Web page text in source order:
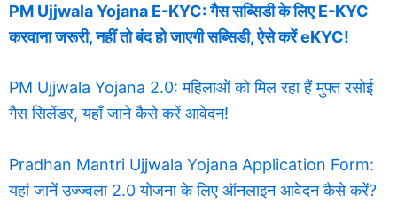
PM Ujjwala Yojana E-KYC: गैस सब्सिडी के लिए E-KYC
करवाना जरूरी, नहीं तो बंद हो जाएगी सब्सिडी, ऐसे करें eKYC!
PM Ujjwala Yojana 2.0: महिलाओं को मिल रहा हैं मुफ्त रसोई
गैस सिलेंडर, यहाँ जाने कैसे करें आवेदन!
Pradhan Mantri Ujjwala Yojana Application Form:
यहां जानें उज्ज्वला 2.0 योजना के लिए ऑनलाइन आवेदन कैसे करें?